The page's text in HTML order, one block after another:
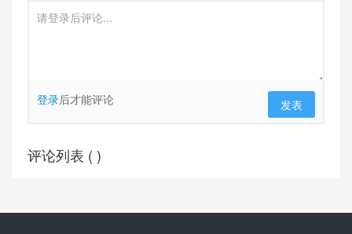
登录后才能评论 发表
评论列表 ( )